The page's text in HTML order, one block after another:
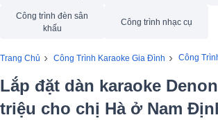
Công trình đèn sân
khấu
Công trình nhạc cụ
Trang Chủ › Công Trình Karaoke Gia Đình › Công
Lắp đặt dàn karaoke
triệu cho chị Hà ở Nam